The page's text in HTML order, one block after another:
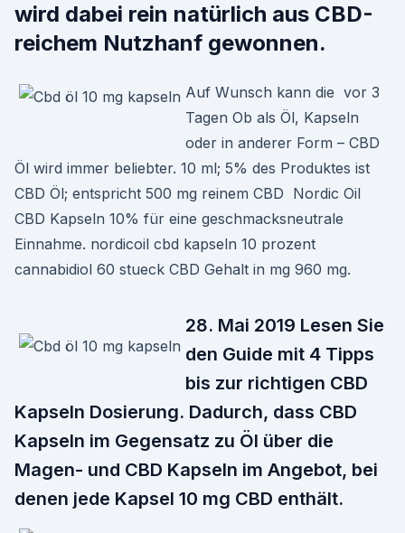
wird dabei rein natürlich aus CBD-
reichem Nutzhanf gewonnen.
Auf Wunsch kann die vor 3
Tagen Ob als Öl, Kapseln
oder in anderer Form – CBD
Öl wird immer beliebter. 10 ml; 5% des Produktes ist
CBD Öl; entspricht 500 mg reinem CBD Nordic Oil
CBD Kapseln 10% für eine geschmacksneutrale
Einnahme. nordicoil cbd kapseln 10 prozent
cannabidiol 60 stueck CBD Gehalt in mg 960 mg.
28. Mai 2019 Lesen Sie
den Guide mit 4 Tipps
bis zur richtigen CBD
Kapseln Dosierung. Dadurch, dass CBD
Kapseln im Gegensatz zu Öl über die
Magen- und CBD Kapseln im Angebot, bei
denen jede Kapsel 10 mg CBD enthält.